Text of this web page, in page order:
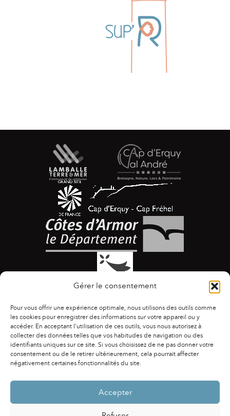
Gérer le consentement
Pour vous offrir une expérience optimale, nous utilisons des outils comme
les cookies pour enregistrer des informations sur votre appareil ou y
accéder. En acceptant l'utilisation de ces outils, vous nous autorisez à
collecter des données telles que vos habitudes de navigation ou des
identifiants uniques sur ce site. Si vous choisissez de ne pas donner votre
consentement ou de le retirer ultérieurement, cela pourrait affecter
négativement certaines fonctionnalités du site.
Accepter
ACCESSIBILITÉ | AGENDA | ASSOCIATIONS
|
CONTACTS
PUBLICATIONS | ESPACE PRESSE